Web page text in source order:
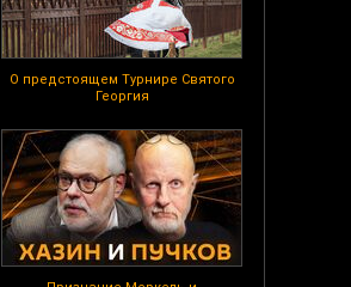
О предстоящем Турнире Святого
Георгия